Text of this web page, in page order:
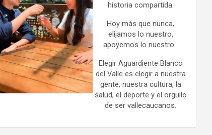
historia compartida.
Hoy más que nunca,
elijamos lo nuestro,
apoyemos lo nuestro.
Elegir Aguardiente Blanco
del Valle es elegir a nuestra
gente, nuestra cultura, la
salud, el deporte y el orgullo
de ser vallecaucanos.